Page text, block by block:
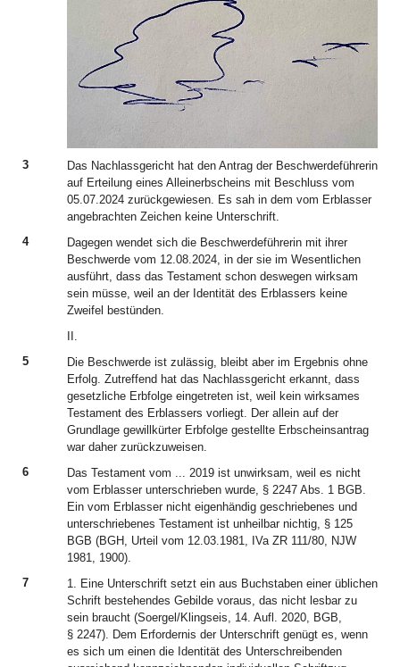
3
Das Nachlassgericht hat den Antrag der Beschwerdeführerin
auf Erteilung eines Alleinerbscheins mit Beschluss vom
05.07.2024 zurückgewiesen. Es sah in dem vom Erblasser
angebrachten Zeichen keine Unterschrift.
4
Dagegen wendet sich die Beschwerdeführerin mit ihrer
Beschwerde vom 12.08.2024, in der sie im Wesentlichen
ausführt, dass das Testament schon deswegen wirksam
sein müsse, weil an der Identität des Erblassers keine
Zweifel bestünden.
II.
5
Die Beschwerde ist zulässig, bleibt aber im Ergebnis ohne
Erfolg. Zutreffend hat das Nachlassgericht erkannt, dass
gesetzliche Erbfolge eingetreten ist, weil kein wirksames
Testament des Erblassers vorliegt. Der allein auf der
Grundlage gewillkürter Erbfolge gestellte Erbscheinsantrag
war daher zurückzuweisen.
6
Das Testament vom ... 2019 ist unwirksam, weil es nicht
vom Erblasser unterschrieben wurde, § 2247 Abs. 1 BGB.
Ein vom Erblasser nicht eigenhändig geschriebenes und
unterschriebenes Testament ist unheilbar nichtig, § 125
BGB (BGH, Urteil vom 12.03.1981, IVa ZR 111/80, NJW
1981, 1900).
7
1. Eine Unterschrift setzt ein aus Buchstaben einer üblichen
Schrift bestehendes Gebilde voraus, das nicht lesbar zu
sein braucht (Soergel/Klingseis, 14. Aufl. 2020, BGB,
§ 2247). Dem Erfordernis der Unterschrift genügt es, wenn
es sich um einen die Identität des Unterschreibenden